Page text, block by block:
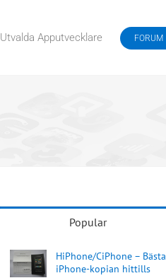
Utvalda Apputvecklare FORUM
Popular
HiPhone/CiPhone – Bästa
iPhone-kopian hittills